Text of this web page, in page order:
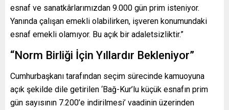
esnaf ve sanatkârlarımızdan 9.000 gün prim isteniyor.
Yanında çalışan emekli olabilirken, işveren konumundaki
esnaf emekli olamıyor. Bu açık bir adaletsizliktir.”
“Norm Birliği İçin Yıllardır Bekleniyor”
Cumhurbaşkanı tarafından seçim sürecinde kamuoyuna
açık şekilde dile getirilen ‘Bağ-Kur’lu küçük esnafın prim
gün sayısının 7.200’e indirilmesi’ vaadinin üzerinden